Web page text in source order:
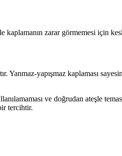
zarar görmemesi için
yapışmaz kaplaması
ve doğrudan ateşle
tercihtir.